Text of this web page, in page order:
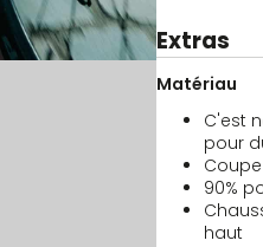
Extras
Matériau
C'est
pour
90%
haut